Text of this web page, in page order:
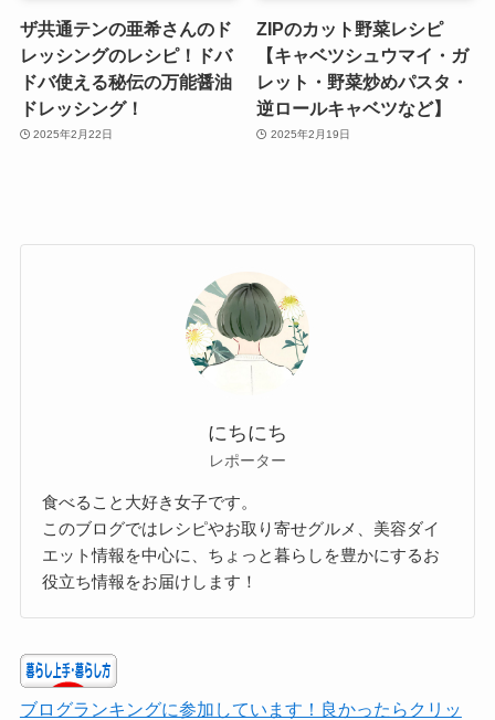
ザ共通テンの亜希さんのド
レッシングのレシピ！ドバ
ドバ使える秘伝の万能醤油
ドレッシング！
2025年2月22日
ZIPのカット野菜レシピ
【キャベツシュウマイ・ガ
レット・野菜炒めパスタ・
逆ロールキャベツなど】
2025年2月19日
にちにち
レポーター
食べること大好き女子です。
このブログではレシピやお取り寄せグルメ、美容ダイ
エット情報を中心に、ちょっと暮らしを豊かにするお
役立ち情報をお届けします！
ブログランキングに参加しています！良かったらクリッ